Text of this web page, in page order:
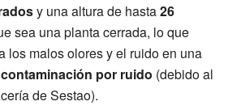
y una altura de hasta26
sea una planta cerrada, lo que
los malos olores y el ruido en una
contaminación por ruido (debido al
de Sestao).